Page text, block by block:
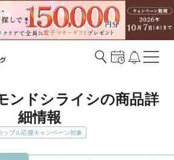
ンドシライシの商品詳
細情報
ップル応援キャンペーン対象